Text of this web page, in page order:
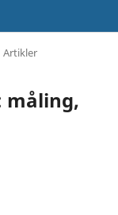
Artikler
måling,